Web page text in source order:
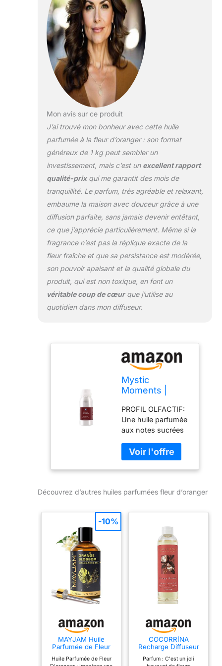
Convient à la
fabrication de
bougies, fondants
parfumés, savons,
produits de bain et
autres préparations
parfumées
créatives. PARFUM
LONGUE TENUE:
soigneusement
formulé pour offrir
régulière et durable
dans les créations
artisanales.
AMBIANCE POUR
parfum Fleur
d'oranger aide à
créer une ambiance
douce, gourmande
et accueillante.
QUALITÉ MYSTIC
MOMENTS:
Développée pour
des résultats
fiables, cette huile
parfumée convient
aux amateurs
professionnels.
Mon avis sur ce produit
J’ai trouvé mon bonheur avec cette huile
parfumée à la fleur d’oranger : son format
généreux de 1 kg peut sembler un
investissement, mais c’est un excellent rapport
qualité-prixqui me garantit des mois de
tranquillité. Le parfum, très agréable et relaxant,
embaume la maison avec douceur grâce à une
diffusion parfaite, sans jamais devenir entêtant,
ce que j’apprécie particulièrement. Même si la
fragrance n’est pas la réplique exacte de la
fleur fraîche et que sa persistance est modérée,
son pouvoir apaisant et la qualité globale du
produit, qui est non toxique, en font un
véritable coup de cœurque j’utilise au
quotidien dans mon diffuseur.
Mystic
Moments |
Fleur d'oranger
| 1Kg
PROFIL OLFACTIF:
Une huile parfumée
aux notes sucrées
fleurs, idéale pour
les bougies,
fondants parfumés,
de parfum
POLYVALENTE
CRÉATIONS:
Convient à la
fabrication de
bougies, fondants
parfumés, savons,
produits de bain et
autres préparations
créatives. PARFUM
LONGUE TENUE:
Mélange
soigneusement
formulé pour offrir
Découvrez d’autres huiles parfumées fleur d’oranger
MAYJAM Huile
Parfumée de Fleur
Diffuseur 100ML
Huile Parfumée de Fleur
-10%
COCORRÍNA
Recharge Diffuseur
d'oranger 200ml
Parfum : C'est un joli